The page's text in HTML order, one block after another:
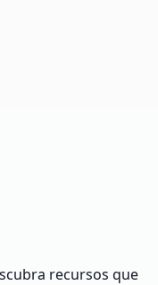
recursos que